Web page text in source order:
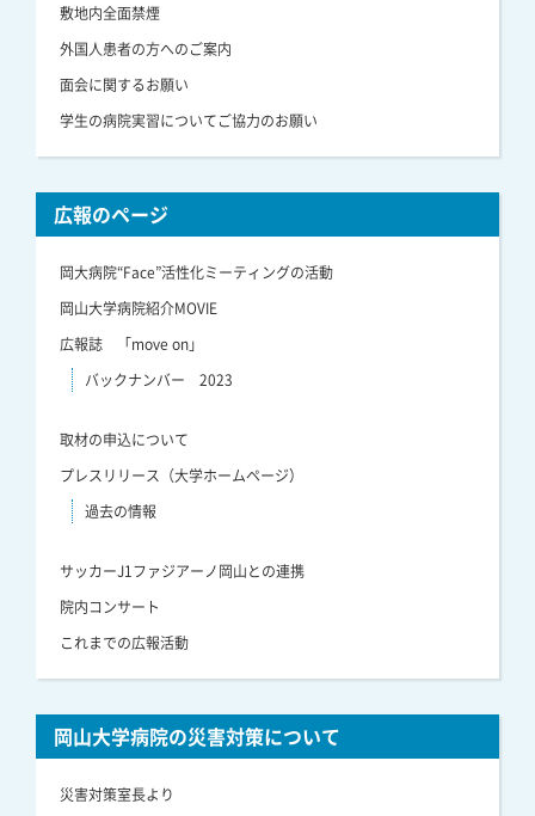
敷地内全面禁煙
外国人患者の方へのご案内
面会に関するお願い
学生の病院実習についてご協力のお願い
広報のページ
岡大病院“Face”活性化ミーティングの活動
岡山大学病院紹介MOVIE
広報誌 「move on」
バックナンバー 2023
取材の申込について
プレスリリース（大学ホームページ）
過去の情報
サッカーJ1ファジアーノ岡山との連携
院内コンサート
これまでの広報活動
岡山大学病院の災害対策について
災害対策室長より